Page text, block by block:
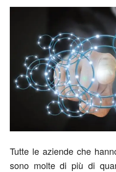
Tutte le aziende che
sono molte di più di